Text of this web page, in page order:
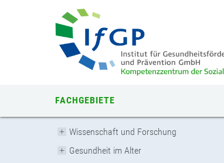
FACHGEBIETE
Wissenschaft und Forschung
Gesundheit im Alter